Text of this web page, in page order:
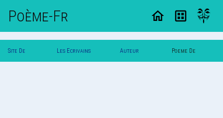
Poème-Fr
Site De Les Ecrivains Auteur Poeme De